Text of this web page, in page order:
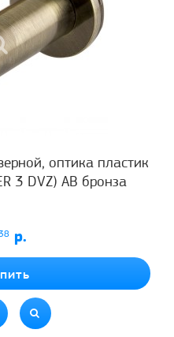
оптика пластик
3 DVZ) AB бронза
р.